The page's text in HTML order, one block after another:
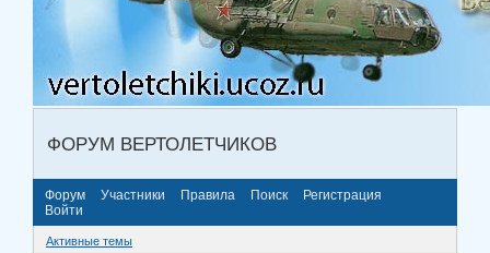
ФОРУМ ВЕРТОЛЕТЧИКОВ
Форум Участники Правила Поиск
Регистрация
Войти
Активные темы